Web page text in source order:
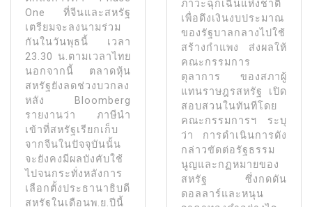
One ที่จีนและสหรัฐ
เตรียมจะลงนามร่วม
กันในวันพุธนี้ เวลา
23.30 น.ตามเวลาไทย
นอกจากนี้ ตลาดหุ้น
สหรัฐยังลดช่วงบวกลง
หลัง Bloomberg
รายงานว่า ภาษีนํา
เข้าที่สหรัฐเรียกเก็บ
จากจีนในปัจจุบันนั้น
จะยังคงมีผลบังคับใช้
ไปจนกระทั่งหลังการ
เลือกตั้งประธานาธิบดี
สหรัฐในเดือนพ.ย.ปีนี้
ภาวะฉุกเฉินแห่งชาติ
เพื่อดึงเงินงบประมาณ
ของรัฐบาลกลางไปใช้
สร้างกําแพง ส่งผลให้
คณะกรรมการ
ตุลาการ ของสภาผู้
แทนราษฎรสหรัฐ เปิด
สอบสวนในทันทีโดย
คณะกรรมการฯ ระบุ
ว่า การดําเนินการดัง
กล่าวขัดต่อรัฐธรรม
นูญและกฏหมายของ
สหรัฐ ซึ่งกดดัน
ดอลลาร์และหนุน